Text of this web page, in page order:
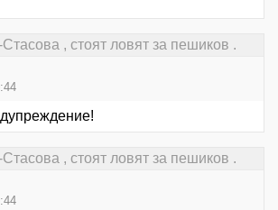
, стоят ловят за пешиков .
, стоят ловят за пешиков .